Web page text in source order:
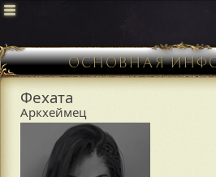
ОСНОВНАЯ
Фехата
Аркхеймец